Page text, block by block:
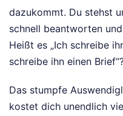
dazukommt. Du stehst
schnell beantworten
Heißt es „Ich schreibe
schreibe ihn einen
Das stumpfe
kostet dich unendlich